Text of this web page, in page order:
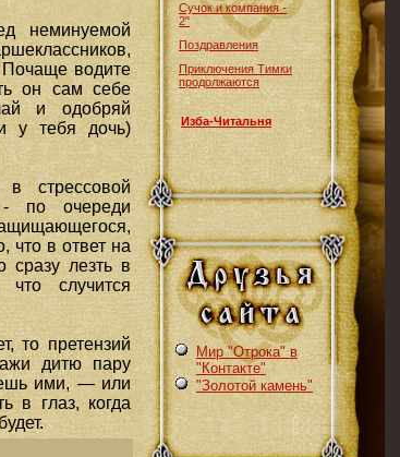
неминуемой
водите
он сам себе
и одобряй
у тебя дочь)
в стрессовой
- по очереди
что в ответ на
сразу лезть в
что случится
то претензий
дитю пару
ими, — или
в глаз, когда
Сучок и компания -
2"
Поздравления
Приключения Тимки
продолжаются
Изба-Читальня
Мир "Отрока" в
"Контакте"
"Золотой камень"